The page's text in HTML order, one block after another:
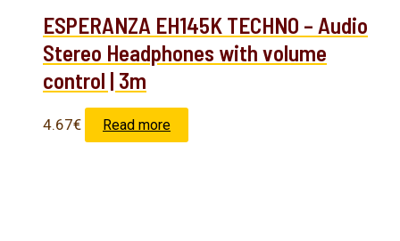
ESPERANZA EH145K TECHNO – Audio
Stereo Headphones with volume
control | 3m
4.67€ Read more